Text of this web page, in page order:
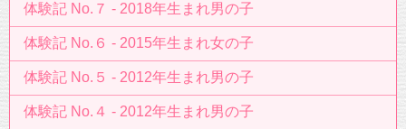
体験記 No.７ - 2018年生まれ男の子
体験記 No.６ - 2015年生まれ女の子
体験記 No.５ - 2012年生まれ男の子
体験記 No.４ - 2012年生まれ男の子